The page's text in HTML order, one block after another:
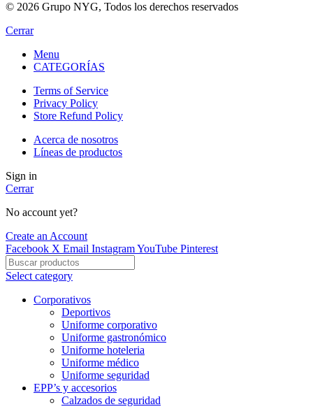
© 2026 Grupo NYG, Todos los derechos reservados
Cerrar
Menu
CATEGORÍAS
Terms of Service
Privacy Policy
Store Refund Policy
Acerca de nosotros
Líneas de productos
Sign in
Cerrar
No account yet?
Create an Account
Facebook X Email InstagramYouTube Pinterest
Select category
Corporativos
Deportivos
Uniforme corporativo
Uniforme gastronómico
Uniforme hoteleria
Uniforme médico
Uniforme seguridad
EPP’s y accesorios
Calzados de seguridad